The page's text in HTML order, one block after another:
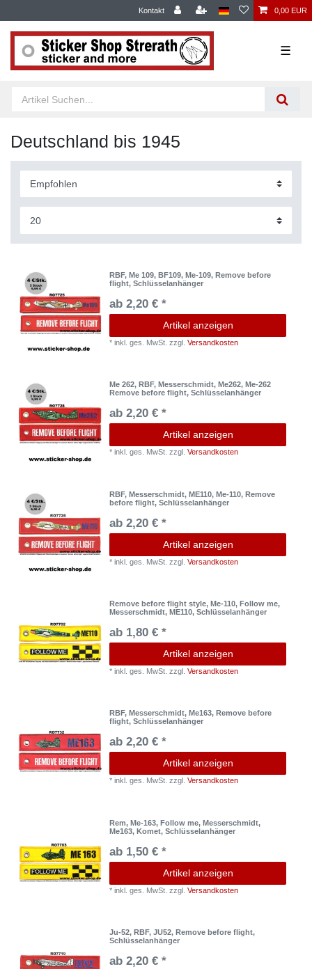
Kontakt 0,00 EUR
☰
Deutschland bis 1945
RBF, Me 109, BF109, Me-109, Remove before
flight, Schlüsselanhänger
ab 2,20 € *
Artikel anzeigen
*inkl. ges. MwSt. zzgl.Versandkosten
Me 262, RBF, Messerschmidt, Me262, Me-262
Remove before flight, Schlüsselanhänger
ab 2,20 € *
Artikel anzeigen
*inkl. ges. MwSt. zzgl.Versandkosten
RBF, Messerschmidt, ME110, Me-110, Remove
before flight, Schlüsselanhänger
ab 2,20 € *
Artikel anzeigen
*inkl. ges. MwSt. zzgl.Versandkosten
Remove before flight style, Me-110, Follow me,
Messerschmidt, ME110, Schlüsselanhänger
ab 1,80 € *
Artikel anzeigen
*inkl. ges. MwSt. zzgl.Versandkosten
RBF, Messerschmidt, Me163, Remove before
flight, Schlüsselanhänger
ab 2,20 € *
Artikel anzeigen
*inkl. ges. MwSt. zzgl.Versandkosten
Rem, Me-163, Follow me, Messerschmidt,
Me163, Komet, Schlüsselanhänger
ab 1,50 € *
Artikel anzeigen
*inkl. ges. MwSt. zzgl.Versandkosten
Ju-52, RBF, JU52, Remove before flight,
Schlüsselanhänger
ab 2,20 € *